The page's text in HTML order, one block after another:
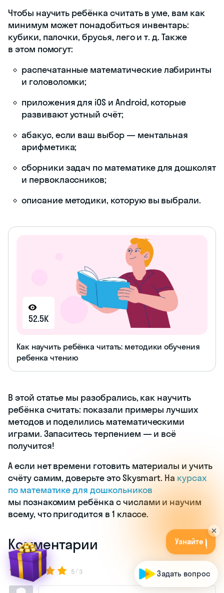
Чтобы научить ребёнка считать в уме, вам как
минимум может понадобиться инвентарь:
кубики, палочки, брусья, лего и т. д. Также
в этом помогут:
распечатанные математические лабиринты
и головоломки;
приложения для iOS и Android, которые
развивают устный счёт;
абакус, если ваш выбор — ментальная
арифметика;
сборники задач по математике для дошколят
и первоклассников;
описание методики, которую вы выбрали.
52.5K
Как научить ребёнка читать: методики обучения
ребенка чтению
В этой статье мы разобрались, как научить
ребёнка считать: показали примеры лучших
методов и поделились математическими
играми. Запаситесь терпением — и всё
получится!
А если нет времени готовить материалы и учить
счёту самим, доверьте это Skysmart. На курсах
по математике для дошкольников
мы познакомим ребёнка с числами и научим
всему, что пригодится в 1 классе.
Комментарии
5/ 3 Задать вопрос